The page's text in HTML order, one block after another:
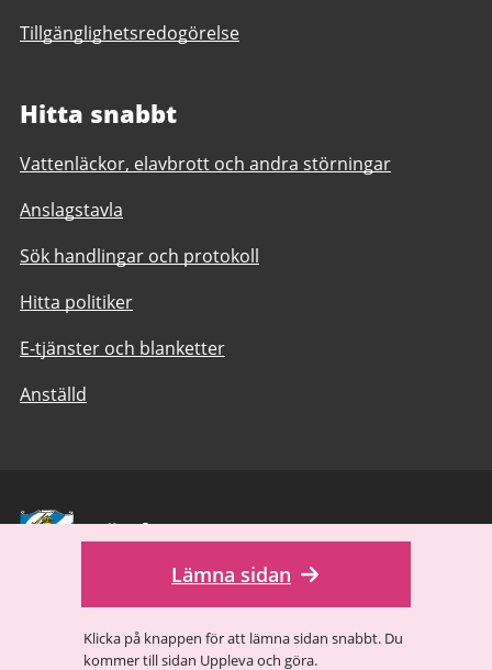
Lämna sidan
Klicka på knappen för att lämna sidan snabbt. Du
kommer till sidan Uppleva och göra.
Tillgänglighetsredogörelse
Hitta snabbt
Vattenläckor, elavbrott och andra störningar
Anslagstavla
Sök handlingar och protokoll
Hitta politiker
E-tjänster och blanketter
Anställd
Avsändare:
Göteborgs
goteborg.seär Göteborgs Stads officiella webbplats.
Göteborgs Stads kontaktcenter: